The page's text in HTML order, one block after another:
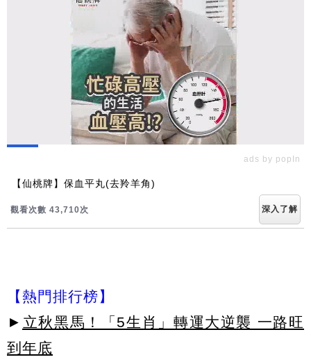
ads by popIn
【仙桃牌】保血平丸(去羚羊角)
觀看次數 43,710次 深入了解
【熱門排行榜】
► 立秋黑馬！「5生肖」轉運大逆襲 一路旺
到年底